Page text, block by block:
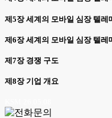
제5장 세계의 모바일 심장 텔
제6장 세계의 모바일 심장 텔레
제7장 경쟁 구도
제8장 기업 개요